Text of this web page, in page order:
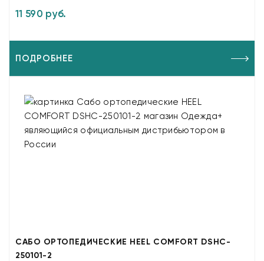
11 590 руб.
ПОДРОБНЕЕ
САБО ОРТОПЕДИЧЕСКИЕ HEEL COMFORT DSHC-
250101-2